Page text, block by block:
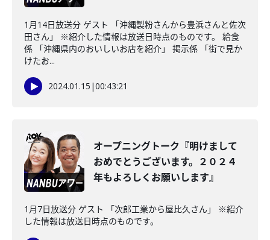
1月14日放送分 ゲスト 「沖縄製粉さんから豊浜さんと佐次
田さん」 ※紹介した情報は放送日時点のものです。 給食
係 「沖縄県内のおいしいお店を紹介」 掲示係 「街で見か
けたお...
2024.01.15 |00:43:21
オープニングトーク『明けまして
おめでとうございます。２０２４
年もよろしくお願いします』
1月7日放送分 ゲスト 「次郎工業から屋比久さん」 ※紹介
した情報は放送日時点のものです。